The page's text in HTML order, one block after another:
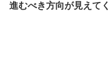
進むべき方向が見えて